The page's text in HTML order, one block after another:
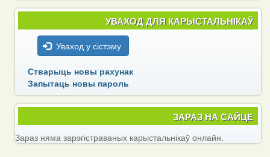
УВАХОД ДЛЯ КАРЫСТАЛЬНІКАЎ
Уваход у сістэму
Стварыць новы рахунак
Запытаць новы пароль
ЗАРАЗ НА САЙЦЕ
Зараз няма зарэгістраваных карыстальнікаў онлайн.